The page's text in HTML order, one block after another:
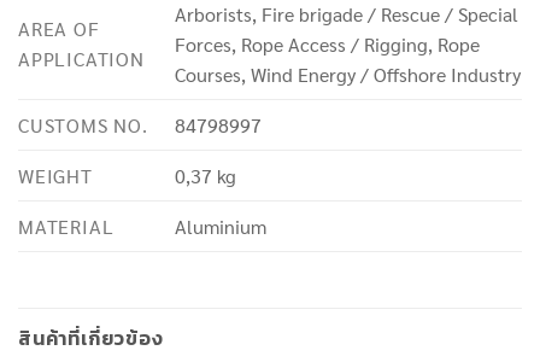
AREA OF
APPLICATION
Arborists, Fire brigade / Rescue / Special
Forces, Rope Access / Rigging, Rope
Courses, Wind Energy / Offshore Industry
CUSTOMS NO.
84798997
WEIGHT
0,37 kg
MATERIAL
Aluminium
สินค้าที่เกี่ยวข้อง